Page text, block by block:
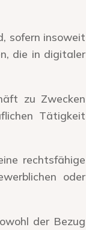
sofern insoweit
die in digitaler
zu Zwecken
Tätigkeit
rechtsfähige
oder
der Bezug